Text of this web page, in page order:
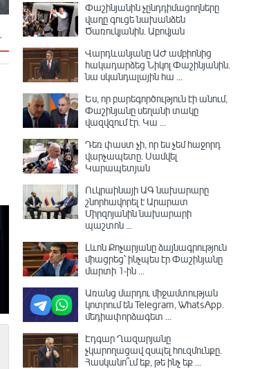
Փաշինյանին չընդդիմացողները
վաղը գուցե նախանձեն
Ծառուկյանին. Աբովյան
Վարդևանյանը ԱԺ ամբիոնից
հակադարձեց Նիկոլ Փաշինյանին․
նա սկանդալային հա ...
Ես, որ բարեգործություն էի անում,
Փաշինյանը սեղանի տակը
վազվզում էր․ Կա ...
Դեռ փաստ չի, որ ես չեմ հաջորդ
վարչապետը․ Սամվել
Կարապետյան
Ուկրաինայի ԱԳ նախարարը
շնորհավորել է Արարատ
Միրզոյանին նախարարի
պաշտոն ...
Լևոն Քոչարյանը ձայնագրություն
միացրեց՝ ինչպես էր Փաշինյանը
մարտի 1-ին ...
Առանց մարդու միջամտության
կոտրում են Telegram, WhatsApp․
մեդիափորձագետ ...
Էդգար Ղազարյանը
չկարողացավ զսպել հուզմունքը.
Հասկանո՞ւմ եք, թե ինչ եք ...